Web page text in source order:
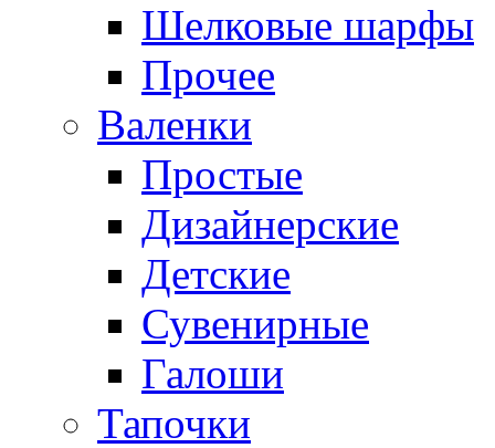
Шелковые шарфы
Прочее
Валенки
Простые
Дизайнерские
Детские
Сувенирные
Галоши
Тапочки